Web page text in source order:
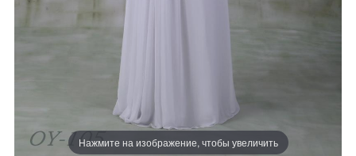
Нажмите на изображение, чтобы увеличить